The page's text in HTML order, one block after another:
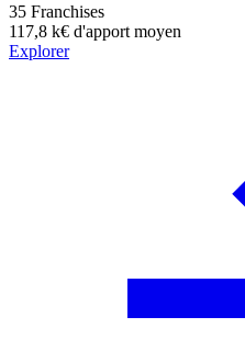
35 Franchises
117,8 k€ d'apport moyen
Explorer